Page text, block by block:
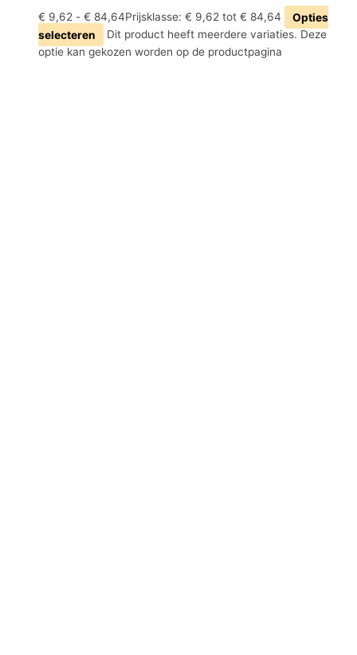
€ 9,62 - € 84,64Prijsklasse: € 9,62 tot € 84,64
Opties
selecteren
Dit product heeft meerdere variaties. Deze
optie kan gekozen worden op de productpagina